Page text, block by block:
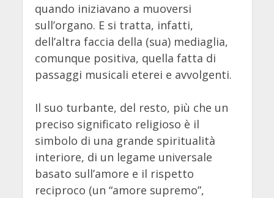
quando iniziavano a muoversi
sull’organo. E si tratta, infatti,
dell’altra faccia della (sua) mediaglia,
comunque positiva, quella fatta di
passaggi musicali eterei e avvolgenti.
Il suo turbante, del resto, più che un
preciso significato religioso è il
simbolo di una grande spiritualità
interiore, di un legame universale
basato sull’amore e il rispetto
reciproco (un “amore supremo”,